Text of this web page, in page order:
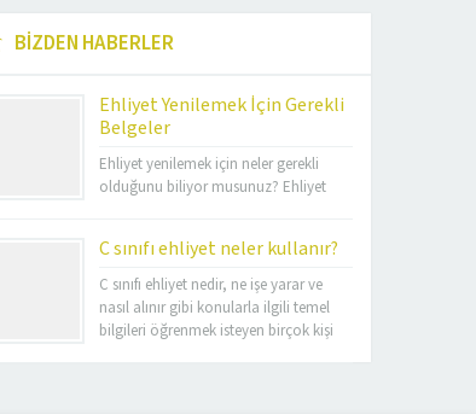
BİZDEN HABERLER
Ehliyet Yenilemek İçin Gerekli
Belgeler
Ehliyet yenilemek için neler gerekli
olduğunu biliyor musunuz? Ehliyet
ehliyetin iadesi, sağlık raporu, kimlik
fotokopisi, ehliyet yenileme ücreti ve
başvuru yerleri hakkında bilmeniz
gereken her şeyi bu yazıda
C sınıfı ehliyet neler kullanır?
C sınıfı ehliyet nedir, ne işe yarar ve
nasıl alınır gibi konularla ilgili temel
bilgileri öğrenmek isteyen birçok kişi